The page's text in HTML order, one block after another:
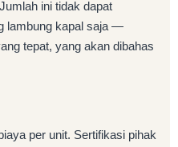
ini tidak dapat
lambung kapal saja —
tepat, yang akan dibahas
per unit. Sertifikasi pihak